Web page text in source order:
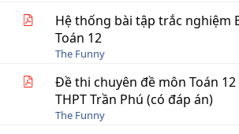
Hệ thống bài tập trắc nghiệm
Toán 12
The Funny
Đề thi chuyên đề môn Toán
THPT Trần Phú (có đáp án)
The Funny